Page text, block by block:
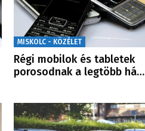
MISKOLC - KÖZÉLET
Régi mobilok és tabletek
porosodnak a legtöbb há…